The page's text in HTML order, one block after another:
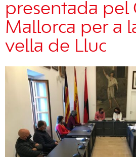
presentada pel
Mallorca per a
vella de Lluc